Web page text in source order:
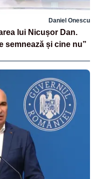
Daniel Onescu
lui Nicușor Dan.
semnează și cine nu”